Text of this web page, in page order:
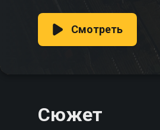
Смотреть
Сюжет